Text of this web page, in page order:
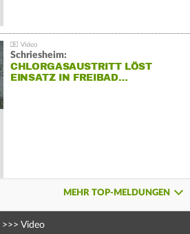
Schriesheim:
CHLORGASAUSTRITT LÖST
EINSATZ IN FREIBAD…
MEHR TOP-MELDUNGEN
>>> Video